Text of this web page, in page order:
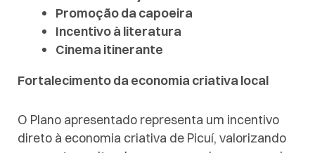
Promoção da capoeira
Incentivo à literatura
Cinema itinerante
Fortalecimento da economia criativa local
O Plano apresentado representa um incentivo
direto à economia criativa de Picuí, valorizando